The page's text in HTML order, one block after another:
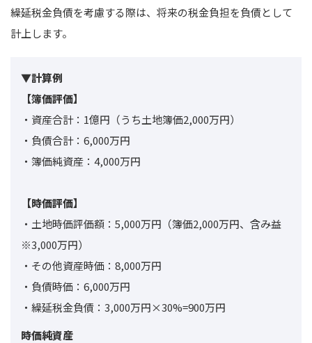
繰延税金負債を考慮する際は、将来の税金負担を負債として
計上します。
▼計算例
【簿価評価】
・資産合計：1億円 （うち土地簿価2,000万円）
・負債合計：6,000万円
・簿価純資産：4,000万円
【時価評価】
・土地時価評価額：5,000万円 （簿価2,000万円、含み益
※3,000万円）
・その他資産時価：8,000万円
・負債時価：6,000万円
・繰延税金負債： 3,000万円×30%=900万円
時価純資産